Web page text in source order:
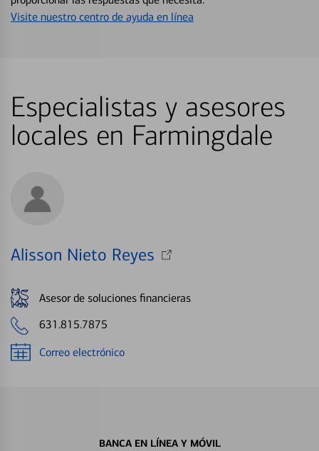
Visite nuestro centro de ayuda en línea
Especialistas y asesores
locales en Farmingdale
Alisson Nieto Reyes
Asesor de soluciones financieras
631.815.7875
Correo electrónico
BANCA EN LÍNEA Y MÓVIL